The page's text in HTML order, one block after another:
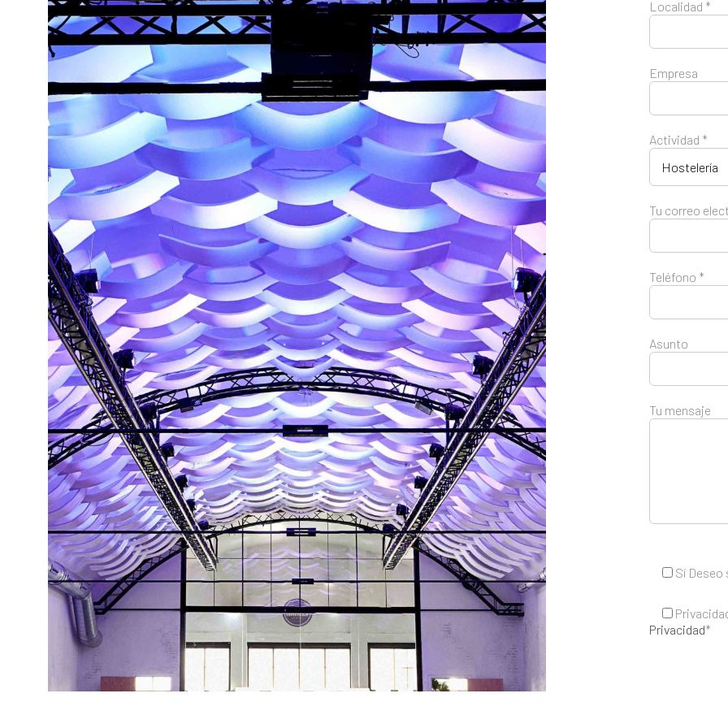
Localidad *
Empresa
Actividad *
Tu correo
Teléfono *
Asunto
Tu mensaje
Sí Deseo
Privacidad*